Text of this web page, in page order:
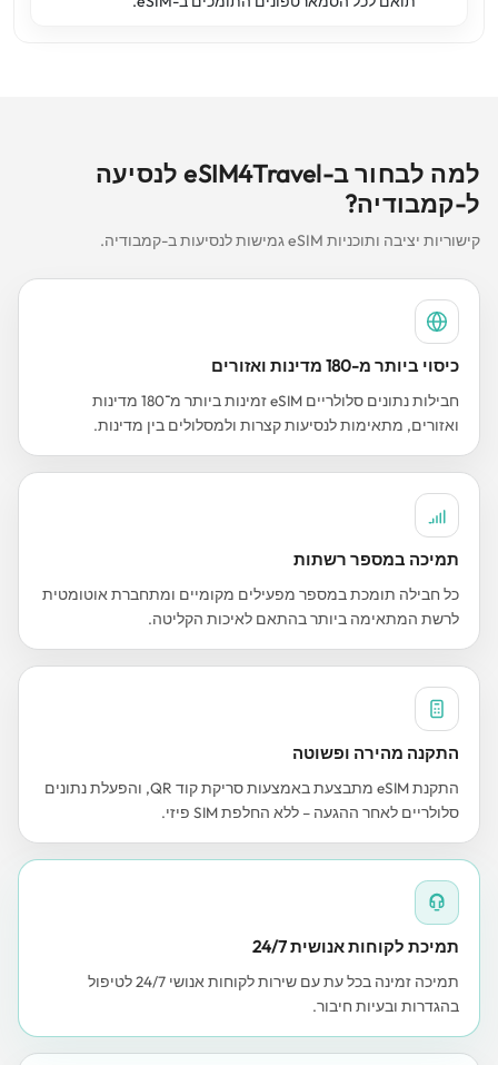
למה לבחור ב-eSIM4Travel לנסיעה
ל-קמבודיה?
קישוריות יציבה ותוכניות eSIM גמישות לנסיעות ב-קמבודיה.
כיסוי ביותר מ-180 מדינות ואזורים
חבילות נתונים סלולריים eSIM זמינות ביותר מ־180 מדינות
ואזורים, מתאימות לנסיעות קצרות ולמסלולים בין מדינות.
תמיכה במספר רשתות
כל חבילה תומכת במספר מפעילים מקומיים ומתחברת אוטומטית
לרשת המתאימה ביותר בהתאם לאיכות הקליטה.
התקנה מהירה ופשוטה
התקנת eSIM מתבצעת באמצעות סריקת קוד QR, והפעלת נתונים
סלולריים לאחר ההגעה – ללא החלפת SIM פיזי.
תמיכת לקוחות אנושית 24/7
תמיכה זמינה בכל עת עם שירות לקוחות אנושי 24/7 לטיפול
בהגדרות ובעיות חיבור.